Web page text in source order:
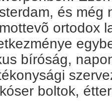
és még
ortodox
bíróság,
boltok,